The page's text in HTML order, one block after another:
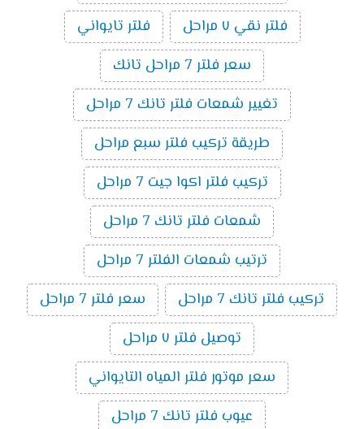
فلتر نقي ٧ مراحل
فلتر تايواني
سعر فلتر 7 مراحل تانك
تغيير شمعات فلتر تانك 7 مراحل
طريقة تركيب فلتر سبع مراحل
تركيب فلتر اكوا جيت 7 مراحل
شمعات فلتر تانك 7 مراحل
ترتيب شمعات الفلتر 7 مراحل
تركيب فلتر تانك 7 مراحل
سعر فلتر 7 مراحل
توصيل فلتر ٧ مراحل
سعر موتور فلتر المياه التايواني
عيوب فلتر تانك 7 مراحل